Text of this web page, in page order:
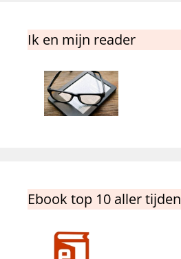
Ik en mijn reader
Ebook top 10 aller tijden